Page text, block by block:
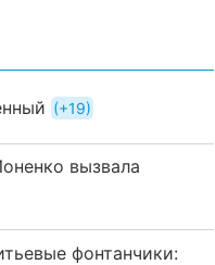
+19
вызвала
фонтанчики: